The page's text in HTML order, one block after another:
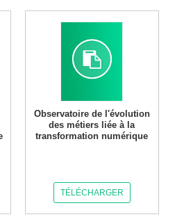
Observatoire de l'évolution
des métiers liée à la
transformation numérique
TÉLÉCHARGER